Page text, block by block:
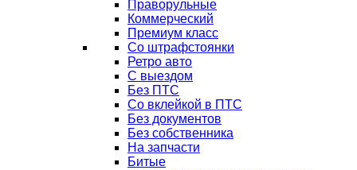
Праворульные
Коммерческий
Премиум класс
Со штрафстоянки
Ретро авто
С выездом
Без ПТС
Со вклейкой в ПТС
Без документов
Без собственника
На запчасти
Битые